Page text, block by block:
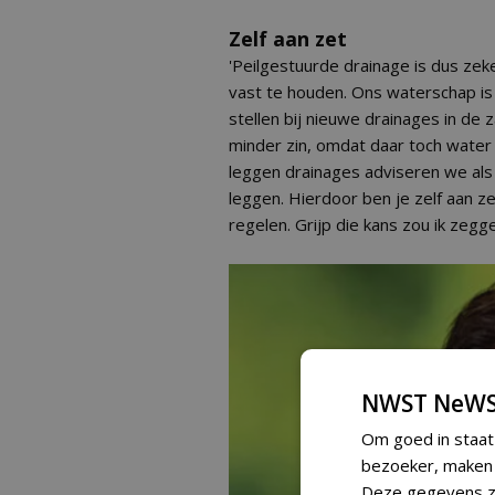
Zelf aan zet
'Peilgestuurde drainage is dus
vast te houden. Ons waterschap
stellen bij nieuwe drainages in de
minder zin, omdat daar toch
leggen drainages adviseren we
leggen. Hierdoor ben je zelf aan
regelen. Grijp die kans zou ik
NWST
Om goed in
bezoeker,